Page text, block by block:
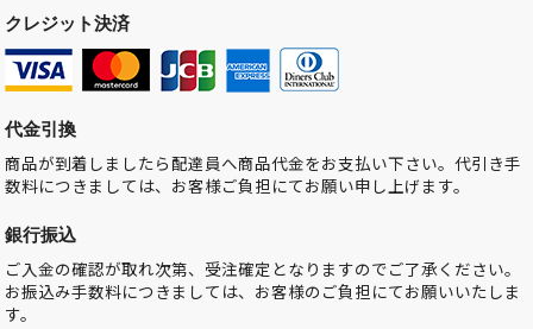
クレジット決済
代金引換
商品が到着しましたら配達員へ商品代金をお支払い下さい。代引き手
数料につきましては、お客様ご負担にてお願い申し上げます。
銀行振込
ご入金の確認が取れ次第、受注確定となりますのでご了承ください。
お振込み手数料につきましては、お客様のご負担にてお願いいたしま
す。